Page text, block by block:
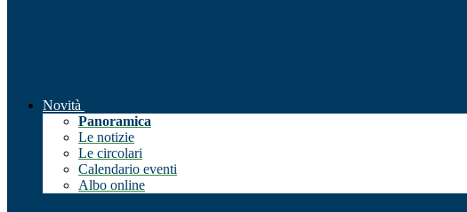
Novità
Panoramica
Le notizie
Le circolari
Calendario eventi
Albo online